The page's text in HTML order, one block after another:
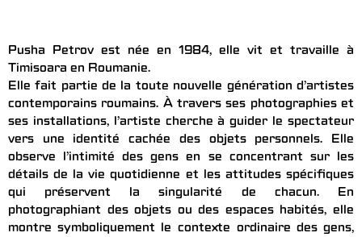
Pusha Petrov est née en 1984, elle vit et travaille à
Timisoara en Roumanie.
Elle fait partie de la toute nouvelle génération d’artistes
contemporains roumains. À travers ses photographies et
ses installations, l’artiste cherche à guider le spectateur
vers une identité cachée des objets personnels. Elle
observe l’intimité des gens en se concentrant sur les
détails de la vie quotidienne et les attitudes spécifiques
qui préservent la singularité de chacun. En
photographiant des objets ou des espaces habités, elle
montre symboliquement le contexte ordinaire des gens,